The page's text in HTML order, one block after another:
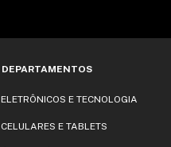
DEPARTAMENTOS
ELETRÔNICOS E TECNOLOGIA
CELULARES E TABLETS